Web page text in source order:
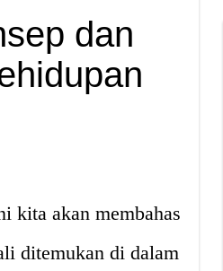
dan
kita akan membahas
ditemukan di dalam